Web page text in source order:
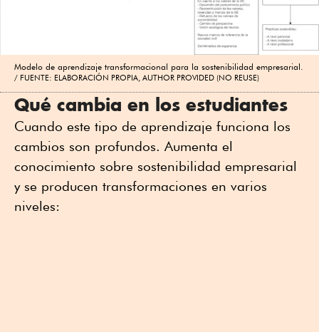
Modelo de aprendizaje transformacional para la sostenibilidad empresarial.
FUENTE: ELABORACIÓN PROPIA, AUTHOR PROVIDED (NO REUSE)
Qué cambia en los estudiantes
Cuando este tipo de aprendizaje funciona los
cambios son profundos. Aumenta el
conocimiento sobre sostenibilidad empresarial
y se producen transformaciones en varios
niveles: